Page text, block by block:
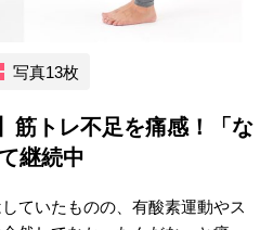
写真13枚
筋トレ不足を痛感！「な
継続中
ていたものの、有酸素運動やス